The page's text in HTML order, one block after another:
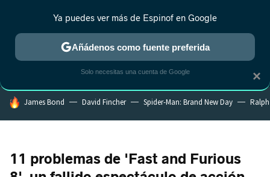
ESTRENOS REALITY ANIME RANKINGS CINE
HOY SE HABLA DE
James Bond David Fincher Spider-Man: Brand New Day
11 problemas de 'Fast and Furious
×
Ya puedes ver más de Espinof en Google
Añádenos como fuente preferida
Solo necesitas una cuenta de Google